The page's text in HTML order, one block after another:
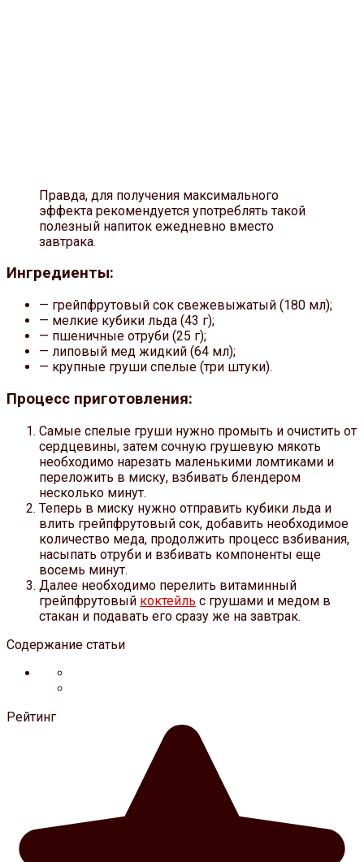
Правда, для получения максимального
эффекта рекомендуется употреблять такой
полезный напиток ежедневно вместо
завтрака.
Ингредиенты:
— грейпфрутовый сок свежевыжатый (180 мл);
— мелкие кубики льда (43 г);
— пшеничные отруби (25 г);
— липовый мед жидкий (64 мл);
— крупные груши спелые (три штуки).
Процесс приготовления:
Самые спелые груши нужно промыть и очистить от
сердцевины, затем сочную грушевую мякоть
необходимо нарезать маленькими ломтиками и
переложить в миску, взбивать блендером
несколько минут.
Теперь в миску нужно отправить кубики льда и
влить грейпфрутовый сок, добавить необходимое
количество меда, продолжить процесс взбивания,
насыпать отруби и взбивать компоненты еще
восемь минут.
Далее необходимо перелить витаминный
грейпфрутовый коктейль с грушами и медом в
стакан и подавать его сразу же на завтрак.
Содержание статьи
Рейтинг